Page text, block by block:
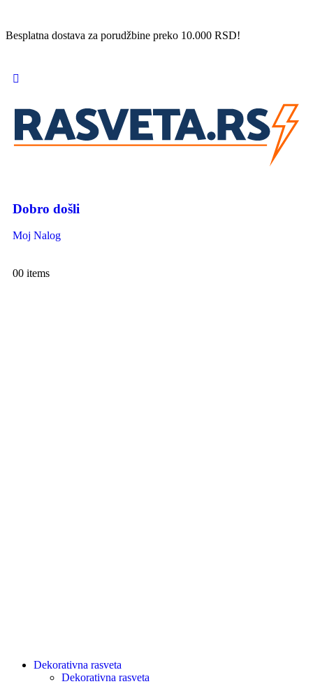
Besplatna dostava za porudžbine preko 10.000 RSD!
Dobro došli
Moj Nalog
00 items
Dekorativna rasveta
Dekorativna rasveta